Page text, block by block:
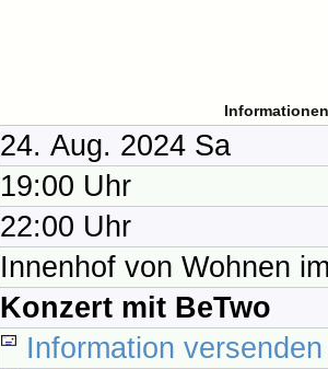
24. Aug. 2024 Sa
19:00 Uhr
22:00 Uhr
Innenhof von Wohnen
Konzert mit BeTwo
Information versenden